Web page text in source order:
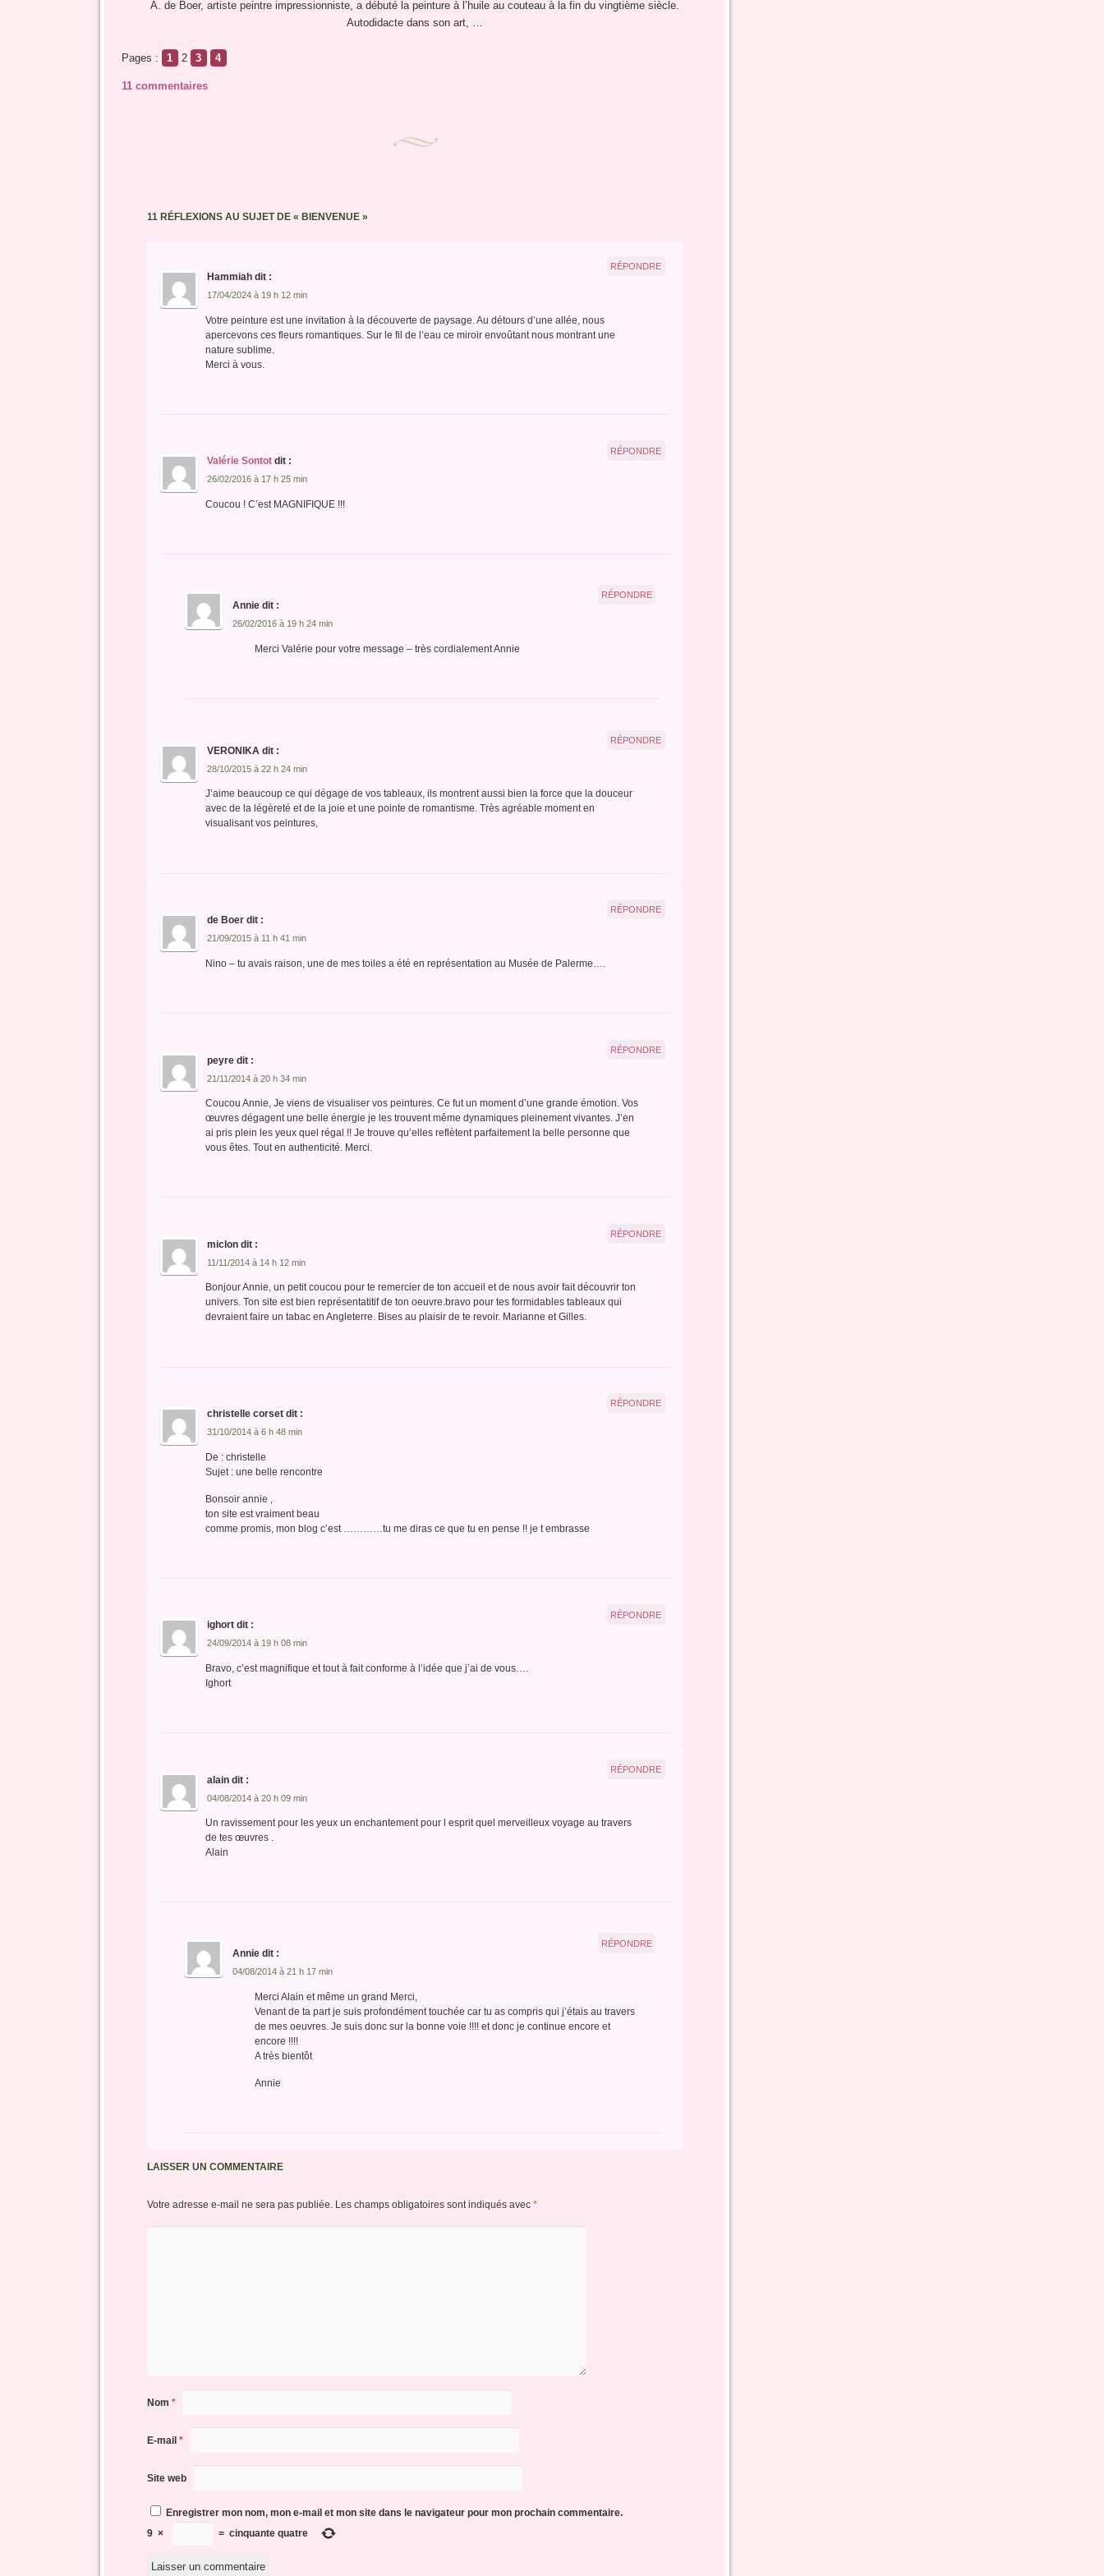
A. de Boer, artiste peintre impressionniste, a débuté la peinture à l’huile au couteau à la fin du vingtième siècle.
Autodidacte dans son art, …
Pages : 1 2 3 4
11 commentaires
11 RÉFLEXIONS AU SUJET DE « BIENVENUE »
Hammiah dit :
17/04/2024 à 19 h 12 min
Votre peinture est une invitation à la découverte de paysage. Au détours d’une allée, nous
apercevons ces fleurs romantiques. Sur le fil de l’eau ce miroir envoûtant nous montrant une
nature sublime.
Merci à vous.
RÉPONDRE
Valérie Sontot dit :
26/02/2016 à 17 h 25 min
Coucou ! C’est MAGNIFIQUE !!!
RÉPONDRE
Annie dit :
26/02/2016 à 19 h 24 min
Merci Valérie pour votre message – très cordialement Annie
RÉPONDRE
VERONIKA dit :
28/10/2015 à 22 h 24 min
J’aime beaucoup ce qui dégage de vos tableaux, ils montrent aussi bien la force que la douceur
avec de la légèreté et de la joie et une pointe de romantisme. Très agréable moment en
visualisant vos peintures,
RÉPONDRE
de Boer dit :
21/09/2015 à 11 h 41 min
Nino – tu avais raison, une de mes toiles a été en représentation au Musée de Palerme….
RÉPONDRE
peyre dit :
21/11/2014 à 20 h 34 min
Coucou Annie, Je viens de visualiser vos peintures. Ce fut un moment d’une grande émotion. Vos
œuvres dégagent une belle énergie je les trouvent même dynamiques pleinement vivantes. J’en
ai pris plein les yeux quel régal !! Je trouve qu’elles reflètent parfaitement la belle personne que
vous êtes. Tout en authenticité. Merci.
RÉPONDRE
miclon dit :
11/11/2014 à 14 h 12 min
Bonjour Annie, un petit coucou pour te remercier de ton accueil et de nous avoir fait découvrir ton
univers. Ton site est bien représentatitif de ton oeuvre.bravo pour tes formidables tableaux qui
devraient faire un tabac en Angleterre. Bises au plaisir de te revoir. Marianne et Gilles.
RÉPONDRE
christelle corset dit :
31/10/2014 à 6 h 48 min
De : christelle
Sujet : une belle rencontre
Bonsoir annie ,
ton site est vraiment beau
comme promis, mon blog c’est …………tu me diras ce que tu en pense !! je t embrasse
RÉPONDRE
ighort dit :
24/09/2014 à 19 h 08 min
Bravo, c’est magnifique et tout à fait conforme à l’idée que j’ai de vous….
Ighort
RÉPONDRE
alain dit :
04/08/2014 à 20 h 09 min
Un ravissement pour les yeux un enchantement pour l esprit quel merveilleux voyage au travers
de tes œuvres .
Alain
RÉPONDRE
Annie dit :
04/08/2014 à 21 h 17 min
Merci Alain et même un grand Merci,
Venant de ta part je suis profondément touchée car tu as compris qui j’étais au travers
de mes oeuvres. Je suis donc sur la bonne voie !!!! et donc je continue encore et
encore !!!!
A très bientôt
Annie
RÉPONDRE
LAISSER UN COMMENTAIRE
Votre adresse e-mail ne sera pas publiée. Les champs obligatoires sont indiqués avec *
Nom *
E-mail *
Site web
Enregistrer mon nom, mon e-mail et mon site dans le navigateur pour mon prochain commentaire.
9 × = cinquante quatre